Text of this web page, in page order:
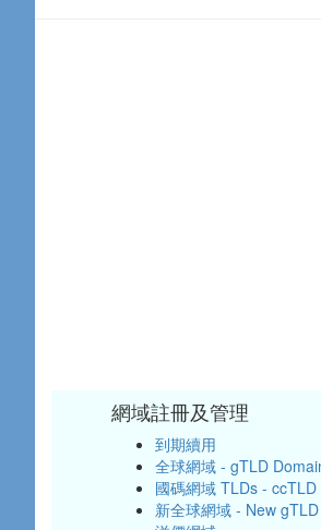
網域註冊及管理
到期續用
全球網域 - gTLD
國碼網域 TLDs -
新全球網域 - New